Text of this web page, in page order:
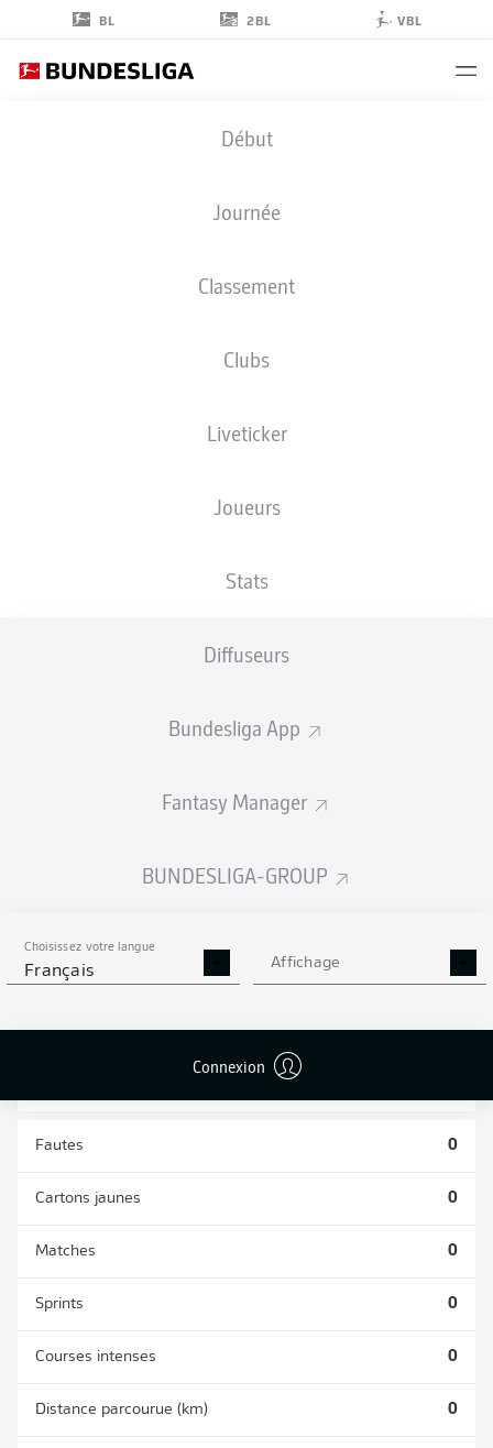
BL 2BL VBL
Début
Journée
Classement
Clubs
Liveticker
Joueurs
Stats
Diffuseurs
Bundesliga App
Fantasy Manager
BUNDESLIGA-GROUP
Choisissez votre langue
Français Affichage
Connexion
STATS DE LA SAISON
2026/2027
0 0
Fautes 0
Cartons jaunes 0
Matches 0
Sprints 0
Courses intenses 0
Distance parcourue (km) 0